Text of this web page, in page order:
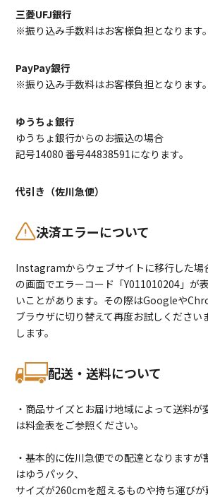
三菱UFJ銀行
※振り込み手数料はお客様負担となります。
PayPay銀行
※振り込み手数料はお客様負担となります。
ゆうちょ銀行
ゆうちょ銀行からのお振込の場合
記号14080 番号44838591になります。
代引き（佐川急便）
決済エラーについて
Instagramからウェブサイトに移行した場
の画面でエラーコード「Y011010204」が
いことがあります。その際はGoogleや
ブラウザに切り替えて再度お試しください
します。
配送・送料について
・商品サイズとお届け地域によって送料が
は料金表をご参照ください。
・基本的に佐川急便での配達となります
はゆうパック、
サイズが260cmを超えるものや持ち運びが